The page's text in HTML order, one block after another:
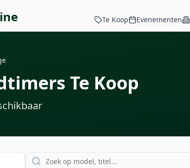
Te Koop Evenementen
Te Koop